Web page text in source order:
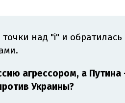
над "і" и
агрессором, а
Украины?